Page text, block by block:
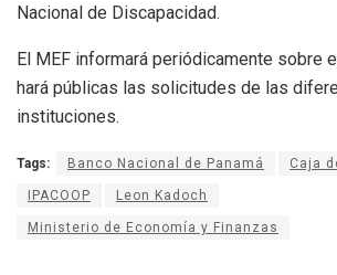
Nacional de Discapacidad.
El MEF informará periódicamente sobre
hará públicas las solicitudes de las
instituciones.
Tags: Banco Nacional de Panamá Caja
IPACOOP Leon Kadoch
Ministerio de Economía y Finanzas